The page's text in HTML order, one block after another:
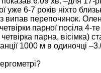
6-7 років ніхто
випав перепочинок.
парної посіла 4-
парна, вісімка)
1000 м в одиночці